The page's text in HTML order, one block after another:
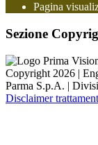
Pagina
Sezione
Copyright 2026 |
Parma S.p.A. |
Disclaimer